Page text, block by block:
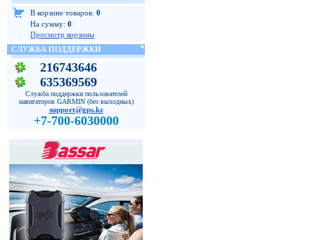
В корзине товаров: 0
На сумму: 0
Просмотр корзины
СЛУЖБА ПОДДЕРЖКИ
216743646
635369569
Служба поддержки пользователей
навигаторов GARMIN (без выходных)
support@gps.kz
+7-700-6030000